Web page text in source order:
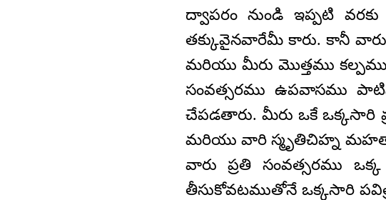
ద్వాపరం నుండి ఇప్పటి వరకు
తక్కువైనవారేమీ కారు. కానీ వారు
మరియు మీరు మొత్తము
సంవత్సరము ఉపవాసము
చేపడతారు. మీరు ఒకే
మరియు వారి స్మృతిచిహ్న
వారు ప్రతి సంవత్సరము
తీసుకోవటముతోనే ఒక్కసారి